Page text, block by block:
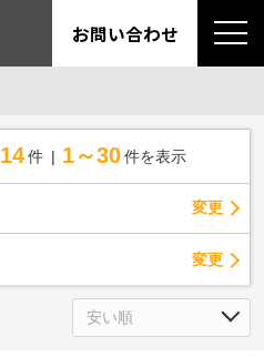
お問い合わせ
14 件 1～30 件を表示
変更
変更